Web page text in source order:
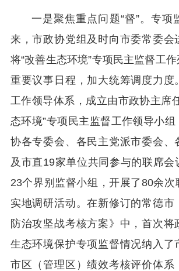
一是聚焦重点问题“督”。专项
来，市政协党组及时向市委常委会
将“改善生态环境”专项民主监督工
重要议事日程，加大统筹调度力度
工作领导体系，成立由市政协主席
态环境”专项民主监督工作领导小
协各专委会、各民主党派市委会、
及市直19家单位共同参与的联席会
23个界别监督小组，开展了80余次
实地调研活动。在新修订的常德市
防治攻坚战考核方案》中，首次将
生态环境保护专项监督情况纳入了
市区（管理区）绩效考核评价体系